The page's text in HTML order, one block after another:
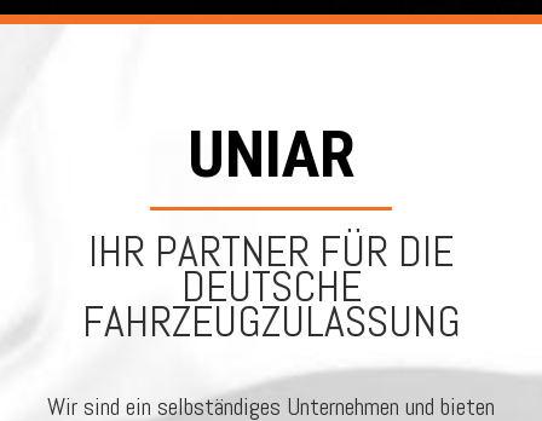
UNIAR
IHR PARTNER FÜR DIE
DEUTSCHE
FAHRZEUGZULASSUNG
Wir sind ein selbständiges Unternehmen und bieten